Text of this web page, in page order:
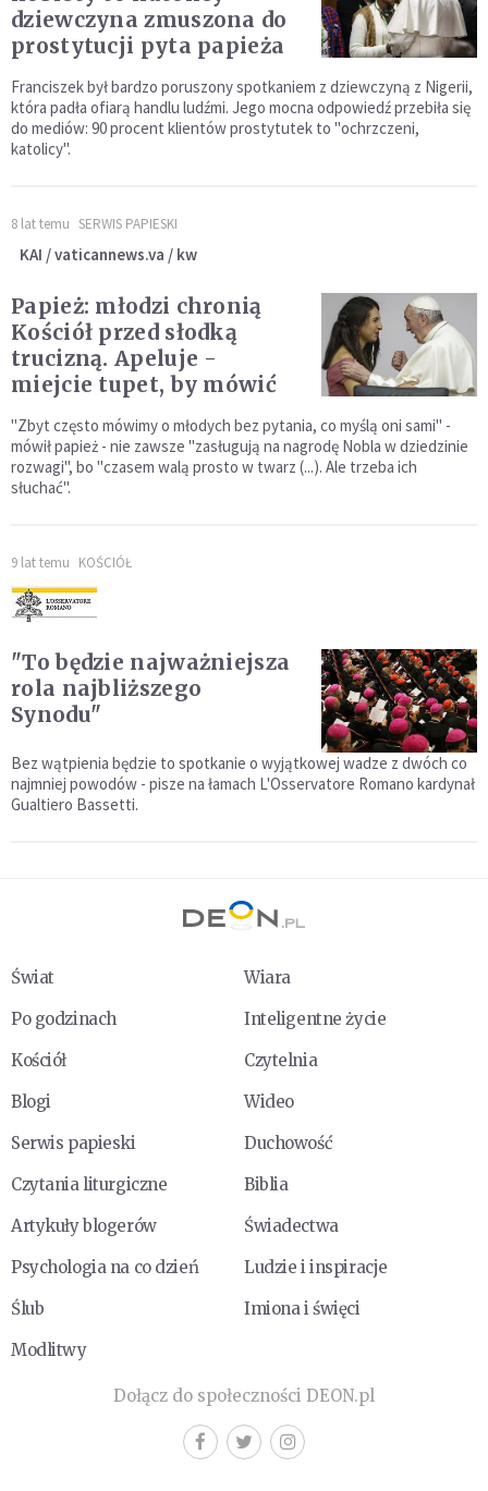
dziewczyna zmuszona do
prostytucji pyta papieża
Franciszek był bardzo poruszony spotkaniem z dziewczyną z Nigerii,
która padła ofiarą handlu ludźmi. Jego mocna odpowiedź przebiła się
do mediów: 90 procent klientów prostytutek to "ochrzczeni,
katolicy".
8 lat temu SERWIS PAPIESKI
KAI / vaticannews.va / kw
Papież: młodzi chronią
Kościół przed słodką
trucizną. Apeluje -
miejcie tupet, by mówić
"Zbyt często mówimy o młodych bez pytania, co myślą oni sami" -
mówił papież - nie zawsze "zasługują na nagrodę Nobla w dziedzinie
rozwagi", bo "czasem walą prosto w twarz (...). Ale trzeba ich
słuchać".
9 lat temu KOŚCIÓŁ
"To będzie najważniejsza
rola najbliższego
Synodu"
Bez wątpienia będzie to spotkanie o wyjątkowej wadze z dwóch co
najmniej powodów - pisze na łamach L'Osservatore Romano kardynał
Gualtiero Bassetti.
Świat
Wiara
Po godzinach
Inteligentne życie
Kościół
Czytelnia
Blogi
Wideo
Serwis papieski
Duchowość
Czytania liturgiczne
Biblia
Artykuły blogerów
Świadectwa
Psychologia na co dzień
Ludzie i inspiracje
Ślub
Imiona i święci
Modlitwy
Dołącz do społeczności DEON.pl